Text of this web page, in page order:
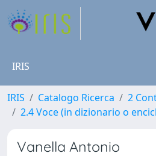
IRIS
IRIS Catalogo Ricerca
2
2.4 Voce (in dizionario o
Vanella Antonio